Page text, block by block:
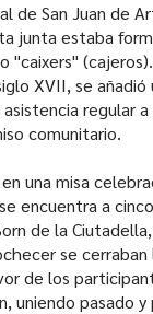
de San Juan de
junta estaba
XVII, se
regular
comunitario.
una misa
encuentra a
de la
se
de los
uniendo pasado